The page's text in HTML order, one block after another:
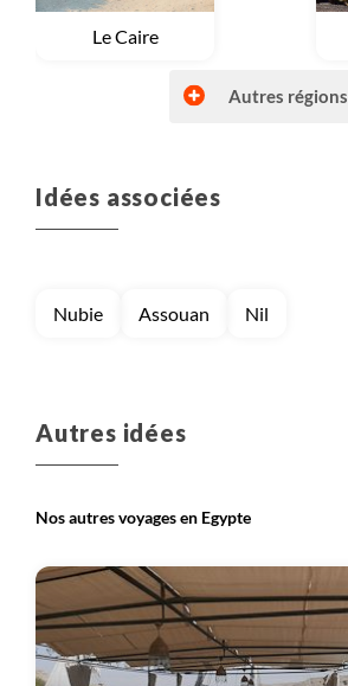
Voyage
Le Caire
Voyage
Mer Rouge
Autres régions
Idées associées
Nubie Assouan Nil
Autres idées
Nos autres voyages en Egypte